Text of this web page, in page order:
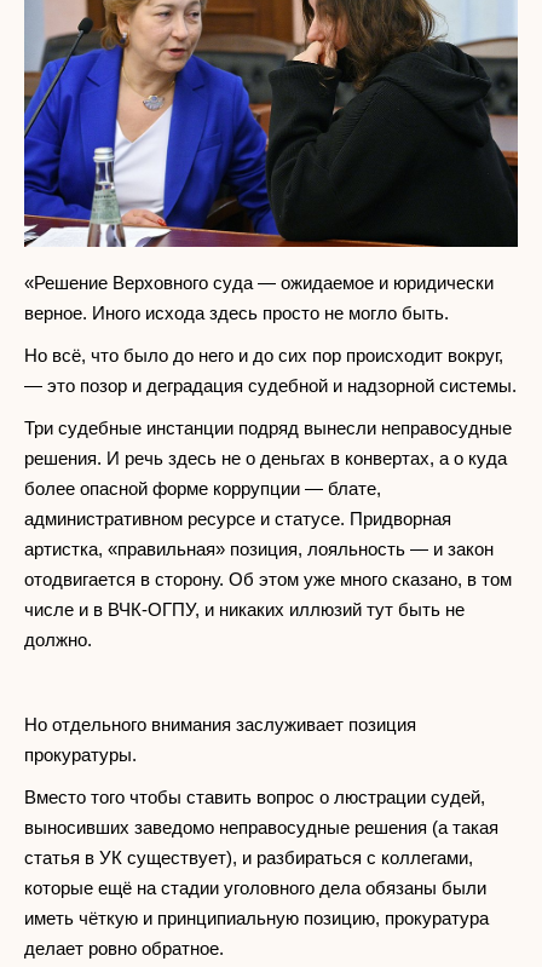
«Решение Верховного суда — ожидаемое и юридически
верное. Иного исхода здесь просто не могло быть.
Но всё, что было до него и до сих пор происходит вокруг,
— это позор и деградация судебной и надзорной системы.
Три судебные инстанции подряд вынесли неправосудные
решения. И речь здесь не о деньгах в конвертах, а о куда
более опасной форме коррупции — блате,
административном ресурсе и статусе. Придворная
артистка, «правильная» позиция, лояльность — и закон
отодвигается в сторону. Об этом уже много сказано, в том
числе и в ВЧК-ОГПУ, и никаких иллюзий тут быть не
должно.
Но отдельного внимания заслуживает позиция
прокуратуры.
Вместо того чтобы ставить вопрос о люстрации судей,
выносивших заведомо неправосудные решения (а такая
статья в УК существует), и разбираться с коллегами,
которые ещё на стадии уголовного дела обязаны были
иметь чёткую и принципиальную позицию, прокуратура
делает ровно обратное.